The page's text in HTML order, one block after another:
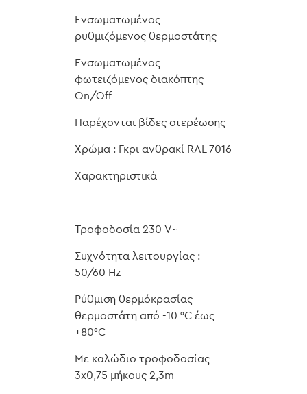
Ενσωματωμένος
ρυθμιζόμενος θερμοστάτης
Ενσωματωμένος
φωτειζόμενος διακόπτης
On/Off
Παρέχονται βίδες στερέωσης
Χρώμα : Γκρι ανθρακί RAL 7016
Χαρακτηριστικά
Τροφοδοσία 230 V~
Συχνότητα λειτουργίας :
50/60 Hz
Ρύθμιση θερμόκρασίας
θερμοστάτη από -10 °C έως
+80°C
Με καλώδιο τροφοδοσίας
3x0,75 μήκους 2,3m